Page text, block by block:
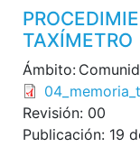
TAXÍMETRO
Ámbito:
File
Revisión: 00
Publicación: 19